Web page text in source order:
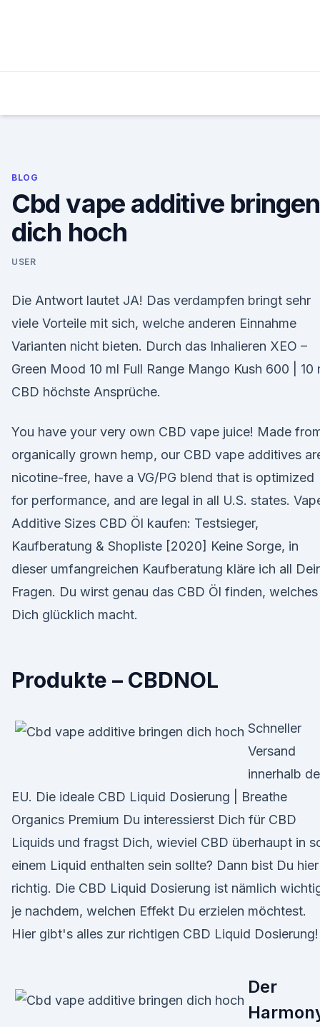
BLOG
Cbd vape additive bringen
dich hoch
USER
Die Antwort lautet JA! Das verdampfen bringt sehr
viele Vorteile mit sich, welche anderen Einnahme
Varianten nicht bieten. Durch das Inhalieren XEO –
Green Mood 10 ml Full Range Mango Kush 600 | 10
CBD höchste Ansprüche.
You have your very own CBD vape juice! Made
organically grown hemp, our CBD vape additives
nicotine-free, have a VG/PG blend that is optimized
for performance, and are legal in all U.S. states.
Additive Sizes CBD Öl kaufen: Testsieger,
Kaufberatung & Shopliste [2020] Keine Sorge, in
dieser umfangreichen Kaufberatung kläre ich all
Fragen. Du wirst genau das CBD Öl finden, welches
Dich glücklich macht.
Produkte – CBDNOL
Schneller
Versand
innerhalb
EU. Die ideale CBD Liquid Dosierung | Breathe
Organics Premium Du interessierst Dich für CBD
Liquids und fragst Dich, wieviel CBD überhaupt in
einem Liquid enthalten sein sollte? Dann bist Du hier
richtig. Die CBD Liquid Dosierung ist nämlich
je nachdem, welchen Effekt Du erzielen möchtest.
Hier gibt's alles zur richtigen CBD Liquid Dosierung!
Der